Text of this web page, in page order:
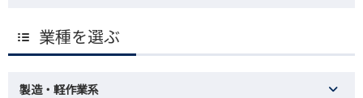
業種を選ぶ
製造・軽作業系